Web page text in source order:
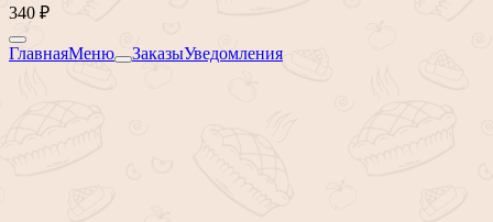
340 ₽
ГлавнаяМеню ЗаказыУведомления